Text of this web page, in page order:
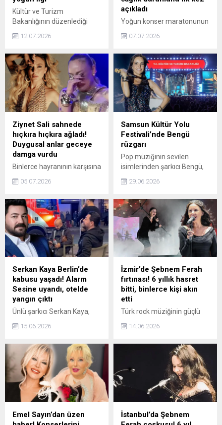
Kültür ve Turizm
Bakanlığının düzenlediği
sahne alan Buray, sevilen
hayranlarıyla birlikte söyledi.
12.07.2026
açıkladı
Yoğun konser maratonunun
yaşayan Demet Akalın, yeni
çevirdiğini belirterek
yaşadığı yorgunluğu ve
konser iptallerinin nedenini
açıkladı.
07.07.2026
Ziynet Sali sahnede
hıçkıra hıçkıra ağladı!
Duygusal anlar geceye
damga vurdu
Binlerce hayranının karşısına
sırasında hüngür hüngür
alkışlarla moral verdi.
05.07.2026
Samsun Kültür Yolu
Festivali’nde Bengü
rüzgarı
Pop müziğinin sevilen
isimlerinden şarkıcı Bengü,
hayranlarını coşturdu.
29.06.2026
Serkan Kaya Berlin’de
kabusu yaşadı! Alarm
Sesine uyandı, otelde
yangın çıktı
Ünlü şarkıcı Serkan Kaya,
Berlin konserinin ardından
konakladığı otelde çıkan
büyük panik yaşadı. Serkan
Kaya’nın menajeri Aytaç
Sara konuyla ilgili konuştu.
İşte yaşananlar ve
detayları...
15.06.2026
İzmir’de Şebnem Ferah
fırtınası! 6 yıllık hasret
bitti, binlerce kişi akın
etti
Türk rock müziğinin güçlü
sesi Şebnem Ferah, 6 yılın
ardından İzmir'de verdiği
unutulmaz bir gece yaşattı.
Biletleri duyurulduğu andan
itibaren dakikalar içinde
tükenen konserde, binlerce
müziksever alanı doldurdu.
14.06.2026
Emel Sayın’dan üzen
İstanbul’da Şebnem